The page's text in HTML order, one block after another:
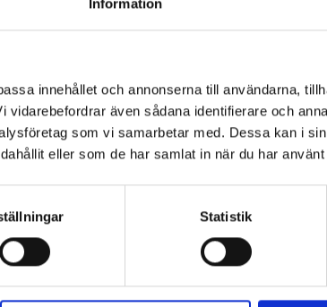
innehållet och annonserna till användarna,
även sådana identifierare och
som vi samarbetar med. Dessa kan i
eller som de har samlat in när du har
Statistik